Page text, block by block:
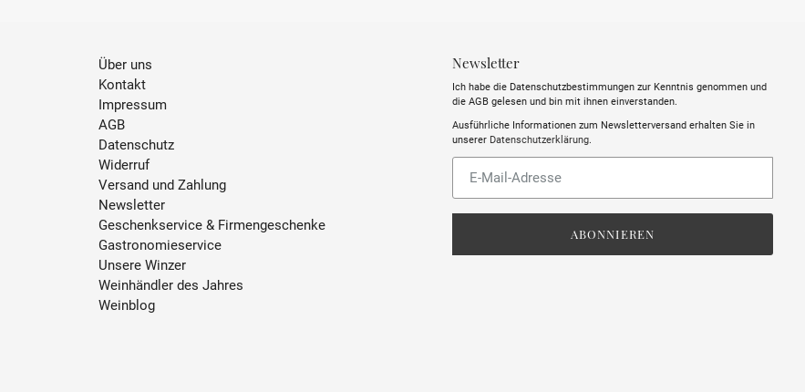
Über uns
Kontakt
Impressum
AGB
Datenschutz
Widerruf
Versand und Zahlung
Newsletter
Geschenkservice & Firmengeschenke
Gastronomieservice
Unsere Winzer
Weinhändler des Jahres
Weinblog
Newsletter
Ich habe die Datenschutzbestimmungen zur Kenntnis genommen und
die AGB gelesen und bin mit ihnen einverstanden.
Ausführliche Informationen zum Newsletterversand erhalten Sie in
unserer Datenschutzerklärung
ABONNIEREN